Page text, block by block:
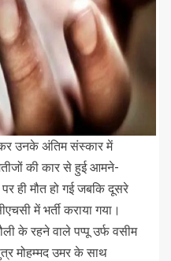
उनके अंतिम संस्कार में
की कार से हुई आमने-
ही मौत हो गई जबकि दूसरे
में भर्ती कराया गया।
के रहने वाले पप्पू उर्फ वसीम
मोहम्मद उमर के साथ